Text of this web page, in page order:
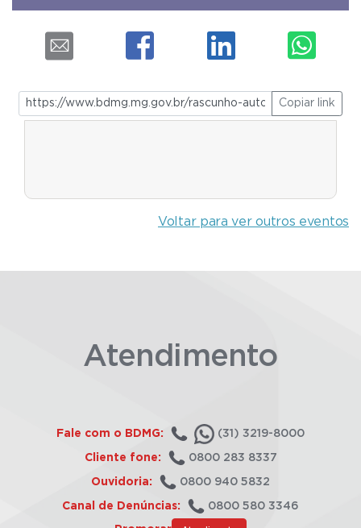
Copiar link
Voltar para ver outros eventos
Atendimento
Fale com o BDMG: (31) 3219-8000
Cliente fone: 0800 283 8337
Ouvidoria: 0800 940 5832
Canal de Denúncias: 0800 580 3346